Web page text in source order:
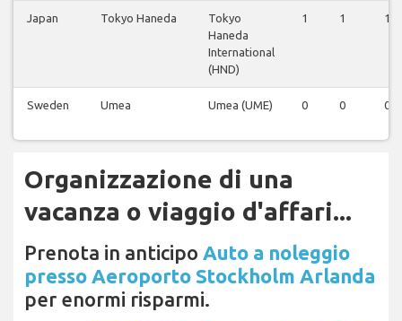
Japan Tokyo Haneda
Tokyo
Haneda
International
(HND)
1 1 1
Sweden Umea Umea (UME) 0 0 0
Organizzazione di una
vacanza o viaggio d'affari...
Prenota in anticipo Auto a noleggio
presso Aeroporto Stockholm Arlanda
per enormi risparmi.